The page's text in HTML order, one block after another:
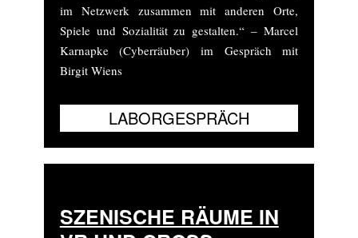
im Netzwerk zusammen mit anderen Orte,
Spiele und Sozialität zu gestalten.“ – Marcel
Karnapke (Cyberräuber) im Gespräch mit
Birgit Wiens
SZENISCHE RÄUME IN